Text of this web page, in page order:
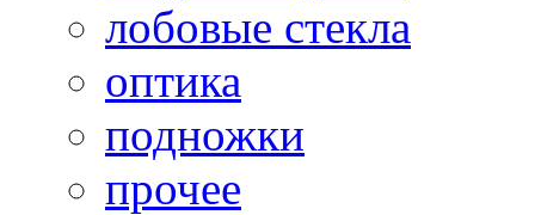
лобовые стекла
оптика
подножки
прочее